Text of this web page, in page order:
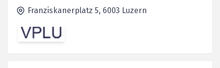
Franziskanerplatz 5, 6003 Luzern